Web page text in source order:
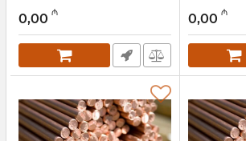
030001027
0,00 ₼ 0,00 ₼